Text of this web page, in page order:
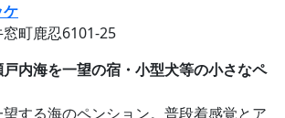
町鹿忍6101-25
内海を一望の宿・小型犬等の小さなペ
する海のペンション。普段着感覚とア